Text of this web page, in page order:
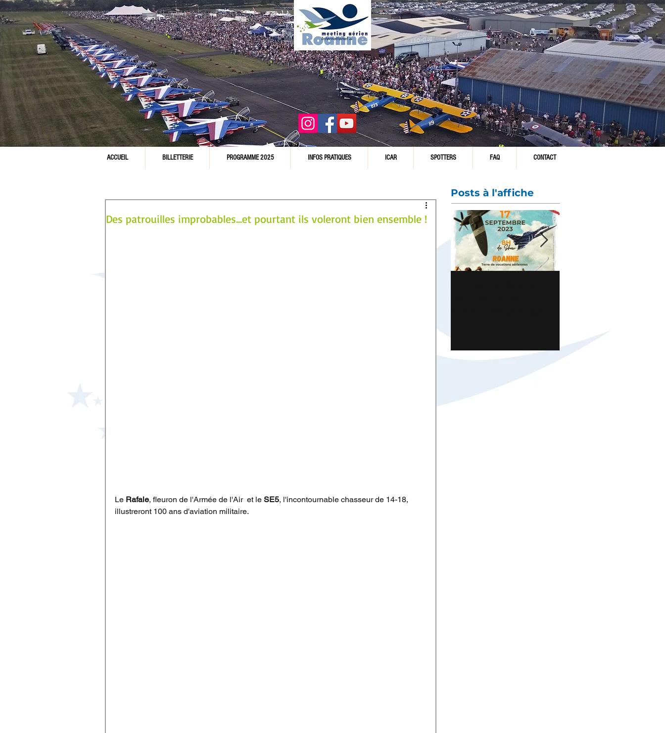
Des patrouilles improbables...et pourtant ils voleront bien ensemble !
Le Rafale, fleuron de l'Armée de l'Air  et le SE5, l'incontournable chasseur de 14-18,
illustreront 100 ans d'aviation militaire.
Posts à l'affiche
ACCUEIL BILLETTERIE PROGRAMME 2025 INFOS PRATIQUES ICAR SPOTTERS FAQ CONTACT